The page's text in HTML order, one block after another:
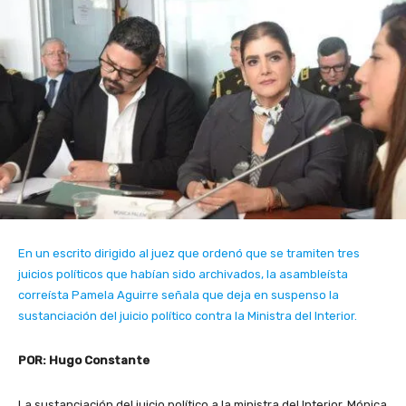
En un escrito dirigido al juez que ordenó que se tramiten tres
juicios políticos que habían sido archivados, la asambleísta
correísta Pamela Aguirre señala que deja en suspenso la
sustanciación del juicio político contra la Ministra del Interior.
POR: Hugo Constante